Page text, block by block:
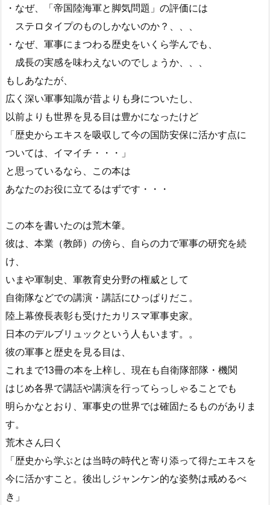
・なぜ、「帝国陸海軍と脚気問題」の評価には
ステロタイプのものしかないのか？、、、
・なぜ、軍事にまつわる歴史をいくら学んでも、
成長の実感を味わえないのでしょうか、、、
もしあなたが、
広く深い軍事知識が昔よりも身についたし、
以前よりも世界を見る目は豊かになったけど
「歴史からエキスを吸収して今の国防安保に活かす点に
ついては、イマイチ・・・」
と思っているなら、この本は
あなたのお役に立てるはずです・・・
この本を書いたのは荒木肇。
彼は、本業（教師）の傍ら、自らの力で軍事の研究を続
け、
いまや軍制史、軍教育史分野の権威として
自衛隊などでの講演・講話にひっぱりだこ。
陸上幕僚長表彰も受けたカリスマ軍事史家。
日本のデルブリュックという人もいます。。
彼の軍事と歴史を見る目は、
これまで13冊の本を上梓し、現在も自衛隊部隊・機関
はじめ各界で講話や講演を行ってらっしゃることでも
明らかなとおり、軍事史の世界では確固たるものがありま
す。
荒木さん曰く
「歴史から学ぶとは当時の時代と寄り添って得たエキスを
今に活かすこと。後出しジャンケン的な姿勢は戒めるべ
き」